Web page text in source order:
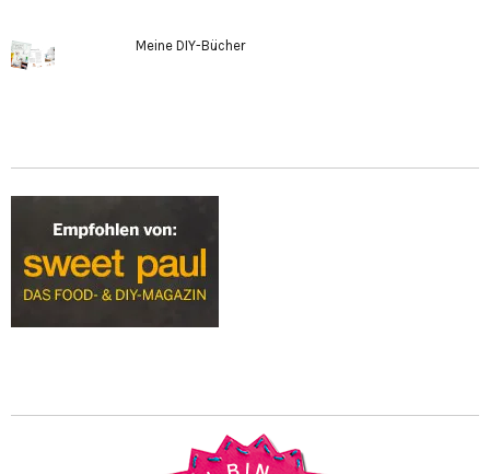
Meine DIY-Bücher